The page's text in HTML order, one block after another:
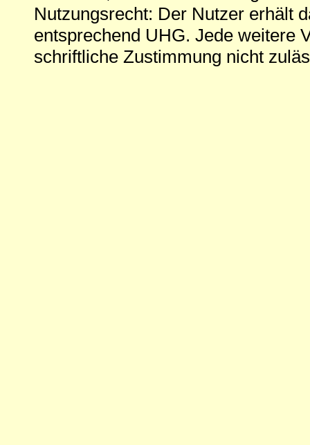
Nutzungsrecht: Der Nutzer erhält
entsprechend UHG. Jede weitere
schriftliche Zustimmung nicht